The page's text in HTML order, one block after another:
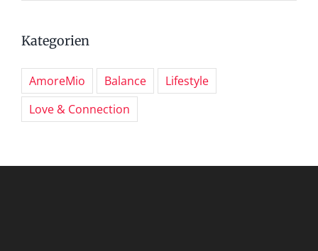
Kategorien
AmoreMio Balance
Lifestyle
Love & Connection